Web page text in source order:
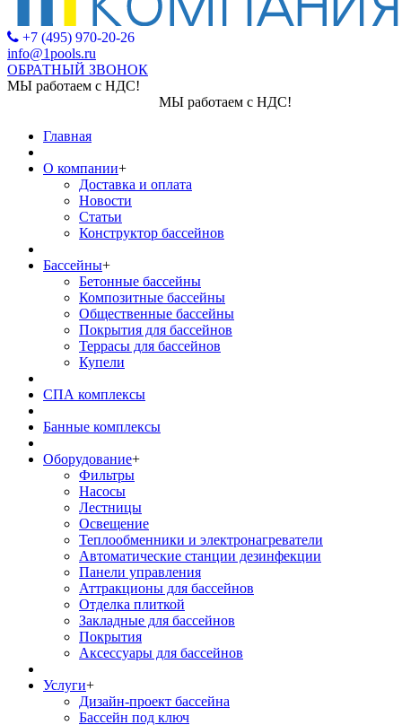
+7 (495) 970-20-26
info@1pools.ru
ОБРАТНЫЙ ЗВОНОК
МЫ работаем с НДС!
МЫ работаем с НДС!
Главная
О компании+
Доставка и оплата
Новости
Статьи
Конструктор бассейнов
Бассейны+
Бетонные бассейны
Композитные бассейны
Общественные бассейны
Покрытия для бассейнов
Террасы для бассейнов
Купели
СПА комплексы
Банные комплексы
Оборудование+
Фильтры
Насосы
Лестницы
Освещение
Теплообменники и электронагреватели
Автоматические станции дезинфекции
Панели управления
Аттракционы для бассейнов
Отделка плиткой
Закладные для бассейнов
Покрытия
Аксессуары для бассейнов
Услуги+
Дизайн-проект бассейна
Бассейн под ключ